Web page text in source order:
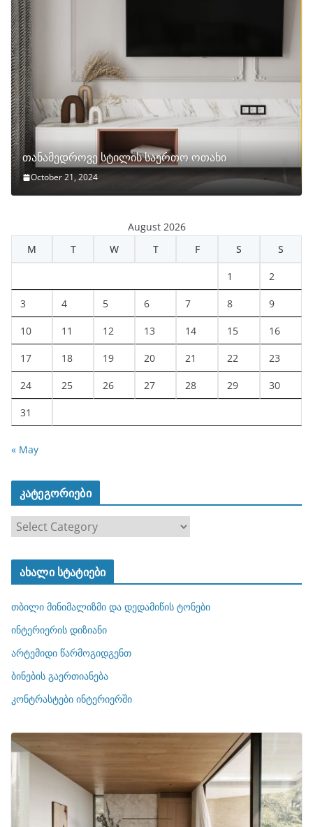
თანამედროვე სტილის საერთო ოთახი
October 21, 2024
August 2026
M
T W T F S S
1 2
3 4 5 6 7 8 9
10 11 12 13 14 15 16
17 18 19 20 21 22 23
24 25 26 27 28 29 30
31
« May
კატეგორიები
ტ
ო
რ
ბ
ი
ახალი სტატიები
თბილი მინიმალიზმი და დედამიწის ტონები
ინტერიერის დიზიანი
არტემიდი წარმოგიდგენთ
ბინების გაერთიანება
კონტრასტები ინტერიერში